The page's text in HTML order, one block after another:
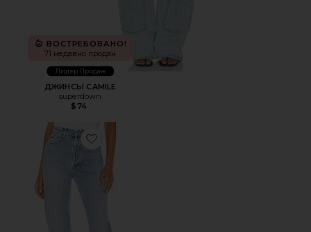
ВОСТРЕБОВАНО!
71 недавно продан
Лидер Продаж
ДЖИНСЫ CAMILE
superdown
$74
Favorite ПРЯМЫЕ LANA